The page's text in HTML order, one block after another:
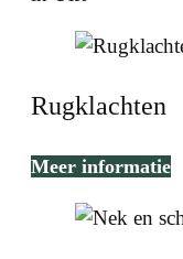
Rugklachten
Meer informatie